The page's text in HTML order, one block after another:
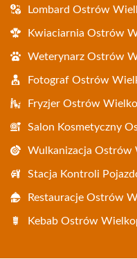
Lombard Ostrów
Kwiaciarnia Ostrów
Weterynarz Ostrów
Fotograf Ostrów
Fryzjer Ostrów
Salon Kosmetyczny
Wulkanizacja Ostrów
Stacja Kontroli
Restauracje Ostrów
Kebab Ostrów